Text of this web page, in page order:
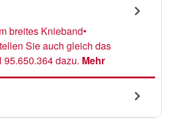
breites Knieband•
Sie auch gleich das
dazu. Mehr